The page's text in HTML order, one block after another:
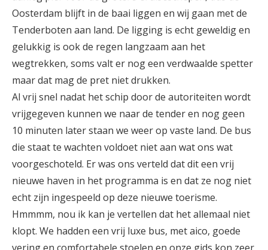
Oosterdam blijft in de baai liggen en wij gaan met de
Tenderboten aan land. De ligging is echt geweldig en
gelukkig is ook de regen langzaam aan het
wegtrekken, soms valt er nog een verdwaalde spetter
maar dat mag de pret niet drukken.
Al vrij snel nadat het schip door de autoriteiten wordt
vrijgegeven kunnen we naar de tender en nog geen
10 minuten later staan we weer op vaste land. De bus
die staat te wachten voldoet niet aan wat ons wat
voorgeschoteld. Er was ons verteld dat dit een vrij
nieuwe haven in het programma is en dat ze nog niet
echt zijn ingespeeld op deze nieuwe toerisme.
Hmmmm, nou ik kan je vertellen dat het allemaal niet
klopt. We hadden een vrij luxe bus, met aico, goede